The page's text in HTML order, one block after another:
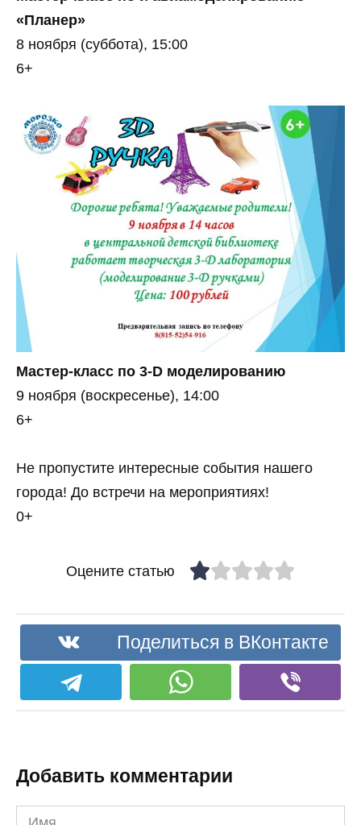
«Планер»
8 ноября (суббота), 15:00
6+
Мастер-класс по 3-D моделированию
9 ноября (воскресенье), 14:00
6+
Не пропустите интересные события нашего
города! До встречи на мероприятиях!
0+
Оцените статью
Поделиться в ВКонтакте
Добавить комментарии
Имя